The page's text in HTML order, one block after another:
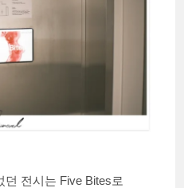
던 전시는 Five Bites로